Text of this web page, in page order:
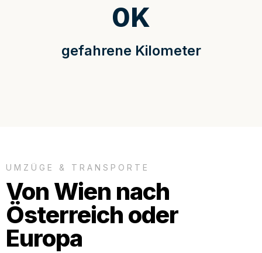
gefahrene Kilometer
0K
UMZÜGE & TRANSPORTE
Von Wien nach
Österreich oder
Europa